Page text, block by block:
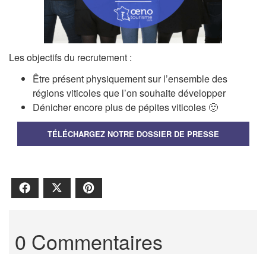
Les objectifs du recrutement :
Être présent physiquement sur l’ensemble des
régions viticoles que l’on souhaite développer
Dénicher encore plus de pépites viticoles 🙂
TÉLÉCHARGEZ NOTRE DOSSIER DE PRESSE
Facebook
0 Commentaires